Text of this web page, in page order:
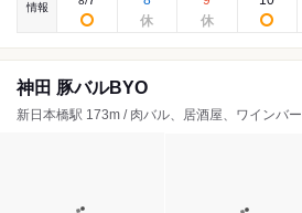
情報
神田 豚バルBYO
新日本橋駅 173m / 肉バル、居酒屋、ワインバー